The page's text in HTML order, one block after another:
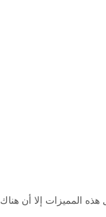
المميزات إلا أن هناك